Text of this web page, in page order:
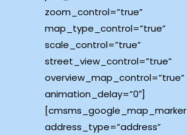
zoom_control=”true”
map_type_control=”true”
scale_control=”true”
street_view_control=”true”
overview_map_control=”true”
animation_delay=”0″]
[cmsms_google_map_marker
address_type=”address”